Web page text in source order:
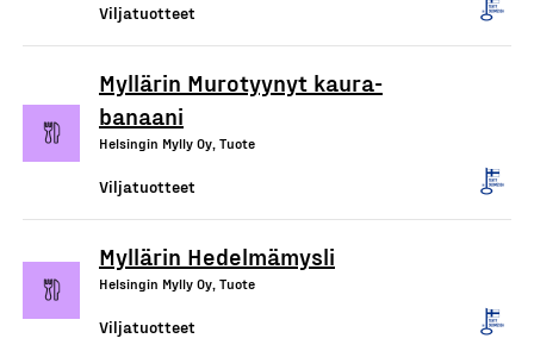
Viljatuotteet
Myllärin Murotyynyt kaura-
banaani
Helsingin Mylly Oy, Tuote
Viljatuotteet
Myllärin Hedelmämysli
Helsingin Mylly Oy, Tuote
Viljatuotteet